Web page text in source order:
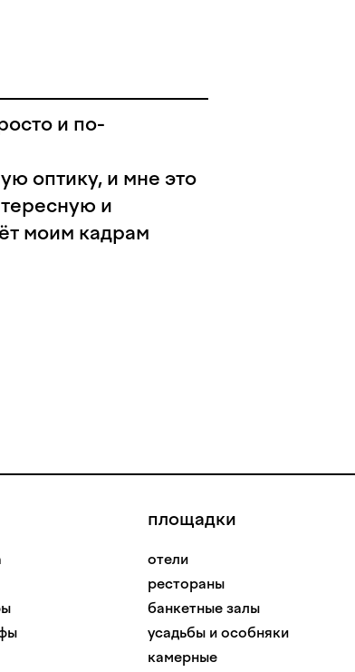
и по-
оптику, и мне это
и
моим кадрам
площадки
отели
рестораны
банкетные залы
усадьбы и особняки
камерные